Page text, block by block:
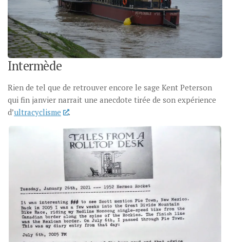
Intermède
Rien de tel que de retrouver encore le sage Kent Peterson
qui fin janvier narrait une anecdote tirée de son expérience
d’ultracyclisme .